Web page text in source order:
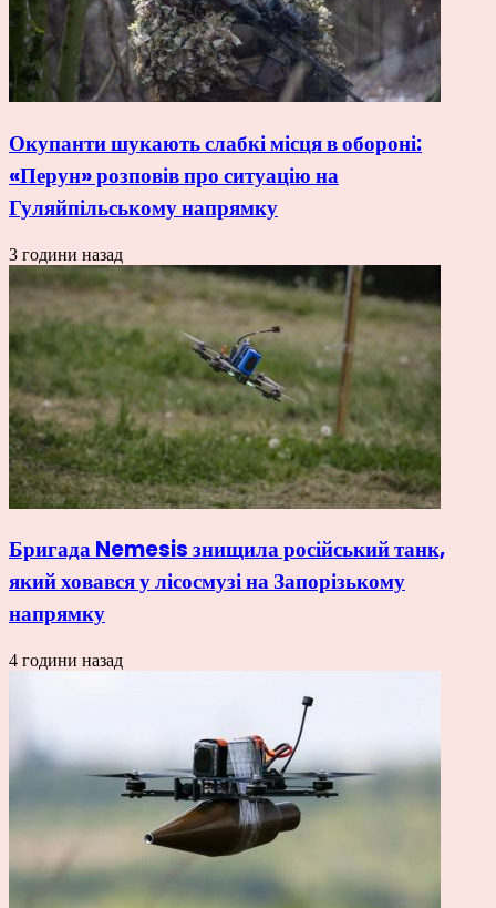
Окупанти шукають слабкі місця в обороні:
«Перун» розповів про ситуацію на
Гуляйпільському напрямку
3 години назад
Бригада Nemesis знищила російський танк,
який ховався у лісосмузі на Запорізькому
напрямку
4 години назад